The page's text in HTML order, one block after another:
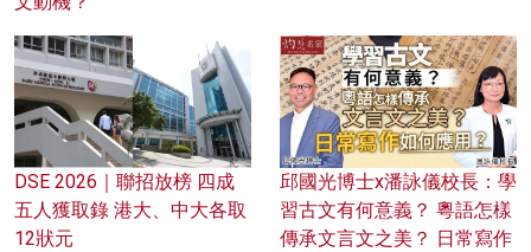
DSE 2026｜聯招放榜 四成
五人獲取錄 港大、中大各取
12狀元
邱國光博士x潘詠儀校長：學
習古文有何意義？ 粵語怎樣
傳承文言文之美？ 日常寫作